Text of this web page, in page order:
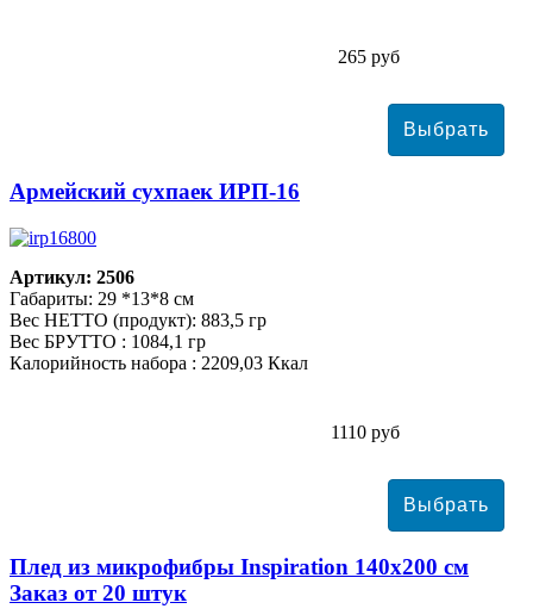
265 руб
Армейский сухпаек ИРП-16
Артикул: 2506
Габариты: 29 *13*8 см
Вес НЕТТО (продукт): 883,5 гр
Вес БРУТТО : 1084,1 гр
Калорийность набора : 2209,03 Ккал
1110 руб
Плед из микрофибры Inspiration 140х200 см
Заказ от 20 штук